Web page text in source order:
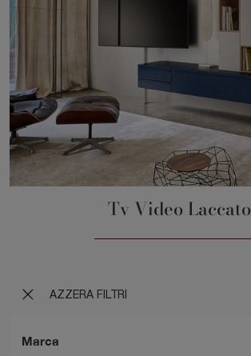
AZZERA FILTRI
Marca
Tv Video Laccato